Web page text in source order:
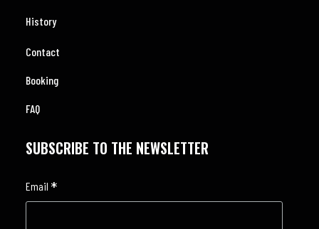
History
Contact
Booking
FAQ
SUBSCRIBE TO THE NEWSLETTER
Email *